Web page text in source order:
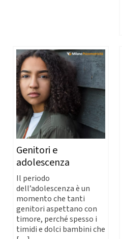
Genitori e
adolescenza
Il periodo
dell’adolescenza è un
momento che tanti
genitori aspettano con
timore, perché spesso i
timidi e dolci bambini che